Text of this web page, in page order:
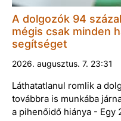
A dolgozók 94
mégis csak minden
segítséget
2026. augusztus. 7. 23:31
Láthatatlanul romlik a
továbbra is munkába
a pihenőidő hiánya - Egy